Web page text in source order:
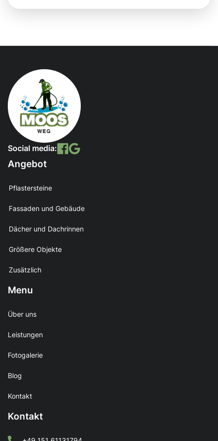
Social media:
Angebot
Pflastersteine
Fassaden und Gebäude
Dächer und Dachrinnen
Größere Objekte
Zusätzlich
Menu
Über uns
Leistungen
Fotogalerie
Blog
Kontakt
Kontakt